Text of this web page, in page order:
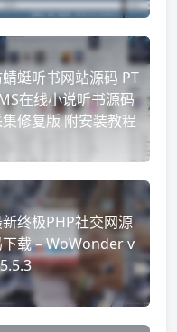
蜓听书网站源码 PT
在线小说听书源码
修复版 附安装教程
终极PHP社交网源
载 – WoWonder v